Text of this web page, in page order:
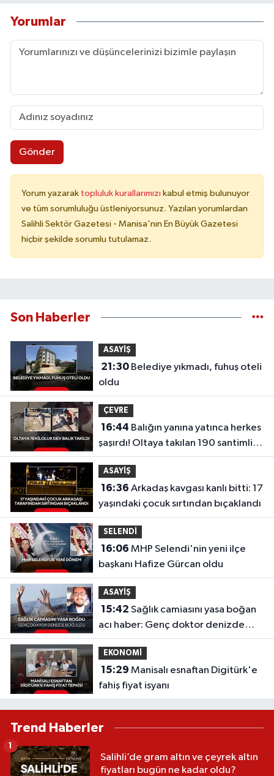
Yorumlar
Gönder
Yorum yazarak topluluk kurallarımızı kabul etmiş bulunuyor
ve tüm sorumluluğu üstleniyorsunuz. Yazılan yorumlardan
Salihli Sektör Gazetesi - Manisa'nın En Büyük Gazetesi
hiçbir şekilde sorumlu tutulamaz.
Son Haberler
ASAYİŞ
21:30Belediye yıkmadı, fuhuş oteli
oldu
ÇEVRE
16:44
şaşırdı! Oltaya takılan 190 santimlik
dev yayın balığı
ASAYİŞ
16:36
yaşındaki çocuk sırtından bıçaklandı
SELENDİ
16:06
başkanı Hafize Gürcan oldu
ASAYİŞ
15:42
acı haber: Genç doktor denizde
boğuldu
EKONOMİ
15:29
fahiş fiyat isyanı
Trend Haberler
Salihli’de gram altın ve çeyrek altın
fiyatları bugün ne kadar oldu?
1